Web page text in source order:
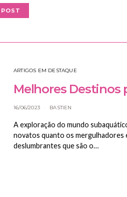
POST
ARTIGOS EM DESTAQUE
Melhores Destinos
16/06/2023 BASTIEN
A exploração do mundo
novatos quanto os mergulhadores
deslumbrantes que são o…